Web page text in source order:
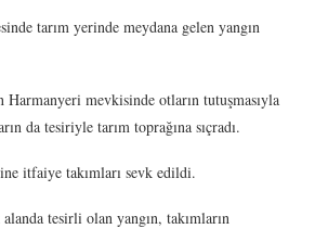
tarım yerinde meydana gelen yangın
Harmanyeri mevkisinde otların tutuşmasıyla
da tesiriyle tarım toprağına sıçradı.
itfaiye takımları sevk edildi.
tesirli olan yangın, takımların